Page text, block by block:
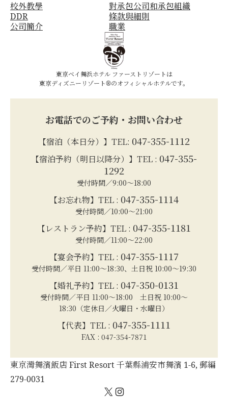
校外教學
對承包公司和承包組織
DDR
條款與細則
公司簡介
職業
東京ベイ舞浜ホテル ファーストリゾートは
東京ディズニーリゾート®のオフィシャルホテルです。
お電話でのご予約・お問い合わせ
【宿泊（本日分）】TEL: 047-355-1112
【宿泊予約（明日以降分）】TEL : 047-355-
1292
受付時間／9:00～18:00
【お忘れ物】TEL : 047-355-1114
受付時間／10:00～21:00
【レストラン予約】TEL : 047-355-1181
受付時間／11:00～22:00
【宴会予約】TEL : 047-355-1117
受付時間／平日 11:00～18:30、土日祝 10:00～19:30
【婚礼予約】TEL : 047-350-0131
受付時間／平日 11:00～18:00 土日祝 10:00～
18:30（定休日／火曜日・水曜日）
【代表】TEL : 047-355-1111
FAX : 047-354-7871
東京灣舞濱飯店 First Resort 千葉縣浦安市舞濱 1-6, 郵編
279-0031
X Instagram